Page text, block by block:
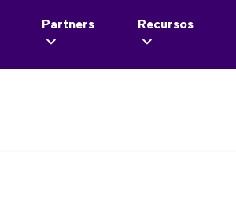
Partners Recursos